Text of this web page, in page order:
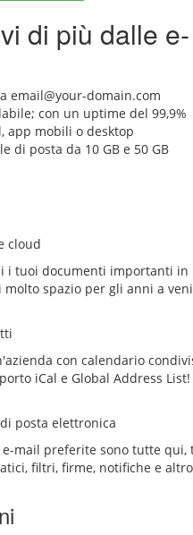
di più dalle e-
email@your-domain.com
con un uptime del 99,9%
app mobili o desktop
di posta da 10 GB e 50 GB
cloud
i tuoi documenti importanti in
molto spazio per gli anni a
con calendario
iCal e Global Address List!
posta elettronica
mail preferite sono tutte qui,
filtri, firme, notifiche e